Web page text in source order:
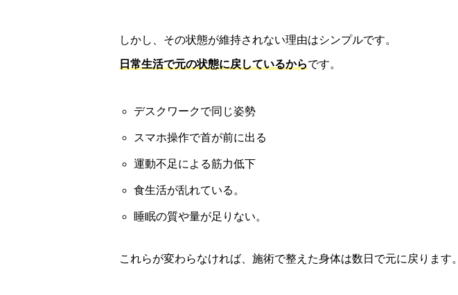
しかし、その状態が維持されない理由はシンプルです。
日常生活で元の状態に戻しているからです。
デスクワークで同じ姿勢
スマホ操作で首が前に出る
運動不足による筋力低下
食生活が乱れている。
睡眠の質や量が足りない。
これらが変わらなければ、施術で整えた身体は数日で元に戻ります。